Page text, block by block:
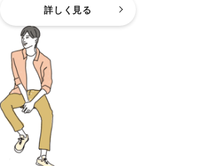
詳しく見る